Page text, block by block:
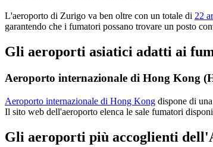
L'aeroporto di Zurigo va ben oltre con un totale di 22
garantendo che i fumatori possano trovare un posto
Gli aeroporti asiatici adatti ai
Aeroporto internazionale di Hong Kong
Aeroporto internazionale di Hong Kong dispone di
Il sito web dell'aeroporto elenca le sale fumatori
Gli aeroporti più accoglienti